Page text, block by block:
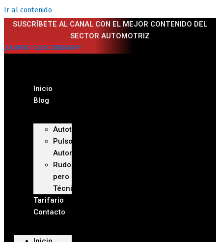
Ir al contenido
SUSCRÍBETE AL CANAL CON EL MEJOR CONTENIDO DEL
SECTOR AUTOMOTRIZ
¡QUIERO SUSCRIBIRME!
Inicio
Blog
Autoteca
Pulso
Automotriz
Rudo
pero
Técnico
Tarifario
Contacto